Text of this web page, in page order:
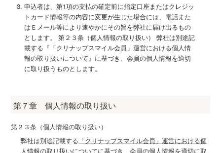
申込者は、第1項の支払の確定前に指定口座またはクレジッ
トカード情報等の内容に変更が生じた場合には、電話また
はＥメール等により速やかにその旨を弊社に届け出るもの
とします。 第２３条（個人情報の取り扱い） 弊社は別途記
載する『「クリナップスマイル会員」運営における個人情
報の取り扱いについて』に基づき、会員の個人情報を適切
に取り扱うものとします。
第７章 個人情報の取り扱い
第２３条（個人情報の取り扱い）
弊社は別途記載する 「クリナップスマイル会員」運営における個
人情報の取り扱いについてに基づき、会員の個人情報を適切に取